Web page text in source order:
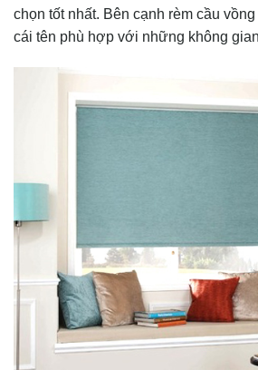
chọn tốt nhất. Bên cạnh rèm cầu
cái tên phù hợp với những không